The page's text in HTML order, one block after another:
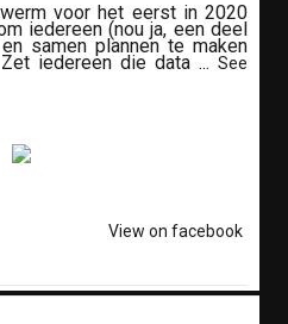
voor het eerst in 2020
iedereen (nou ja, een deel
samen plannen te maken
iedereen die data ... See
View on facebook